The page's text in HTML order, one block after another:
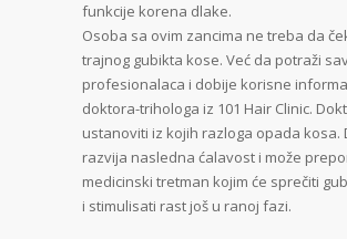
funkcije korena dlake.
Osoba sa ovim zancima ne treba da
trajnog gubikta kose. Već da potraži
profesionalaca i dobije korisne
doktora-trihologa iz 101 Hair Clinic.
ustanoviti iz kojih razloga opada kosa.
razvija nasledna ćalavost i može
medicinski tretman kojim će sprečiti
i stimulisati rast još u ranoj fazi.